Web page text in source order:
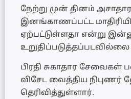
நேற்று முன் தினம்
இனங்காணப்பட்ட
ஏற்பட்டுள்ளதா என்று
பிரதி சுகாதார
விசேட வைத்திய
தெரிவித்துள்ளார்.